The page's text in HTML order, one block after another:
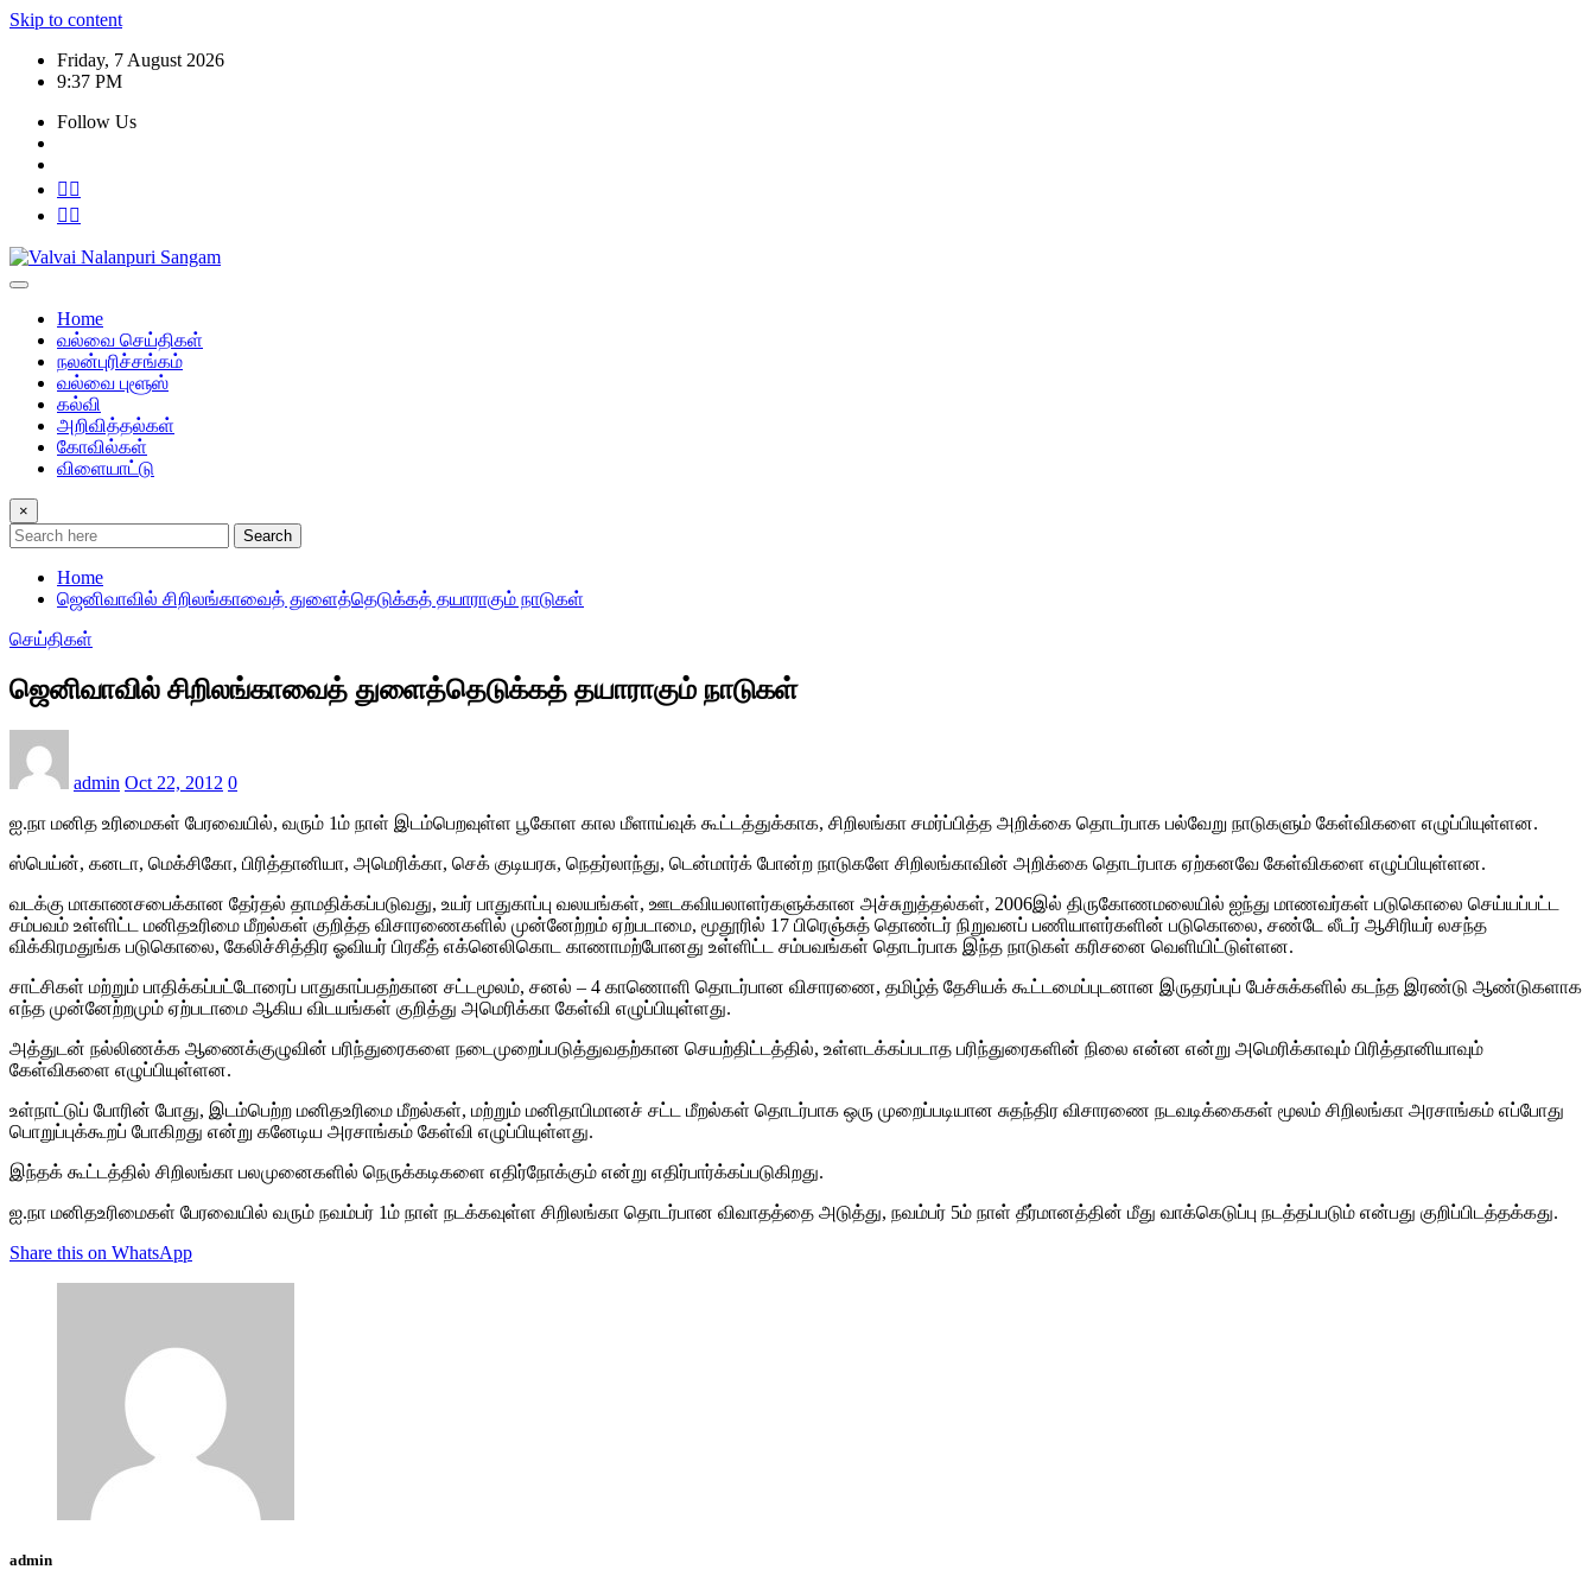
Skip to content
Friday, 7 August 2026
9:37 PM
Follow Us
Home
வல்வை செய்திகள்
நலன்புரிச்சங்கம்
வல்வை புளூஸ்
கல்வி
அறிவித்தல்கள்
கோவில்கள்
விளையாட்டு
×
Search
Home
ஜெனிவாவில் சிறிலங்காவைத் துளைத்தெடுக்கத் தயாராகும் நாடுகள்
செய்திகள்
ஜெனிவாவில் சிறிலங்காவைத் துளைத்தெடுக்கத் தயாராகும் நாடுகள்
admin Oct 22, 2012 0
ஐ.நா மனித உரிமைகள் பேரவையில், வரும் 1ம் நாள் இடம்பெறவுள்ள பூகோள கால மீளாய்வுக் கூட்டத்துக்காக, சிறிலங்கா சமர்ப்பித்த அறிக்கை தொடர்பாக பல்வேறு நாடுகளும் கேள்விகளை எழுப்பியுள்ளன.
ஸ்பெய்ன், கனடா, மெக்சிகோ, பிரித்தானியா, அமெரிக்கா, செக் குடியரசு, நெதர்லாந்து, டென்மார்க் போன்ற நாடுகளே சிறிலங்காவின் அறிக்கை தொடர்பாக ஏற்கனவே கேள்விகளை எழுப்பியுள்ளன.
வடக்கு மாகாணசபைக்கான தேர்தல் தாமதிக்கப்படுவது, உயர் பாதுகாப்பு வலயங்கள், ஊடகவியலாளர்களுக்கான அச்சுறுத்தல்கள், 2006இல் திருகோணமலையில் ஐந்து மாணவர்கள் படுகொலை செய்யப்பட்ட
சம்பவம் உள்ளிட்ட மனிதஉரிமை மீறல்கள் குறித்த விசாரணைகளில் முன்னேற்றம் ஏற்படாமை, மூதூரில் 17 பிரெஞ்சுத் தொண்டர் நிறுவனப் பணியாளர்களின் படுகொலை, சண்டே லீடர் ஆசிரியர் லசந்த
விக்கிரமதுங்க படுகொலை, கேலிச்சித்திர ஓவியர் பிரகீத் எக்னெலிகொட காணாமற்போனது உள்ளிட்ட சம்பவங்கள் தொடர்பாக இந்த நாடுகள் கரிசனை வெளியிட்டுள்ளன.
சாட்சிகள் மற்றும் பாதிக்கப்பட்டோரைப் பாதுகாப்பதற்கான சட்டமூலம், சனல் – 4 காணொளி தொடர்பான விசாரணை, தமிழ்த் தேசியக் கூட்டமைப்புடனான இருதரப்புப் பேச்சுக்களில் கடந்த இரண்டு ஆண்டுகளாக
எந்த முன்னேற்றமும் ஏற்படாமை ஆகிய விடயங்கள் குறித்து அமெரிக்கா கேள்வி எழுப்பியுள்ளது.
அத்துடன் நல்லிணக்க ஆணைக்குழுவின் பரிந்துரைகளை நடைமுறைப்படுத்துவதற்கான செயற்திட்டத்தில், உள்ளடக்கப்படாத பரிந்துரைகளின் நிலை என்ன என்று அமெரிக்காவும் பிரித்தானியாவும்
கேள்விகளை எழுப்பியுள்ளன.
உள்நாட்டுப் போரின் போது, இடம்பெற்ற மனிதஉரிமை மீறல்கள், மற்றும் மனிதாபிமானச் சட்ட மீறல்கள் தொடர்பாக ஒரு முறைப்படியான சுதந்திர விசாரணை நடவடிக்கைகள் மூலம் சிறிலங்கா அரசாங்கம் எப்போது
பொறுப்புக்கூறப் போகிறது என்று கனேடிய அரசாங்கம் கேள்வி எழுப்பியுள்ளது.
இந்தக் கூட்டத்தில் சிறிலங்கா பலமுனைகளில் நெருக்கடிகளை எதிர்நோக்கும் என்று எதிர்பார்க்கப்படுகிறது.
ஐ.நா மனிதஉரிமைகள் பேரவையில் வரும் நவம்பர் 1ம் நாள் நடக்கவுள்ள சிறிலங்கா தொடர்பான விவாதத்தை அடுத்து, நவம்பர் 5ம் நாள் தீர்மானத்தின் மீது வாக்கெடுப்பு நடத்தப்படும் என்பது குறிப்பிடத்தக்கது.
Share this on WhatsApp
admin